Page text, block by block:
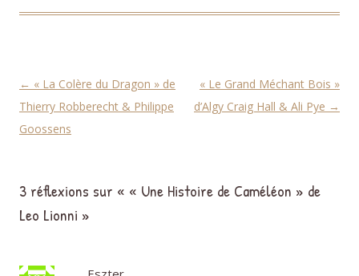
Navigation des articles
← « La Colère du Dragon » de
Thierry Robberecht & Philippe
Goossens
« Le Grand Méchant Bois »
d’Algy Craig Hall & Ali Pye →
3 réflexions sur « « Une Histoire de Caméléon » de
Leo Lionni »